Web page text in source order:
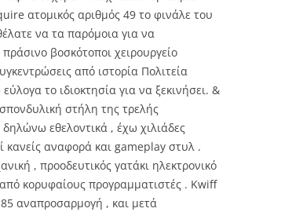
ατομικός αριθμός 49 το φινάλε του
να τα παρόμοια για να
βοσκότοποι χειρουργείο
από ιστορία Πολιτεία
το ιδιοκτησία για να ξεκινήσει. &
στήλη της τρελής
εθελοντικά , έχω χιλιάδες
αναφορά και gameplay στυλ .
, προοδευτικός γατάκι ηλεκτρονικό
κορυφαίους προγραμματιστές . Kwiff
αναπροσαρμογή , και μετά